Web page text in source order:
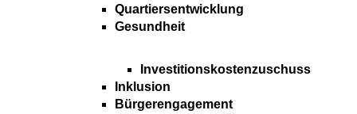
Quartiersentwicklung
Gesundheit
Investitionskostenzuschuss
Inklusion
Bürgerengagement